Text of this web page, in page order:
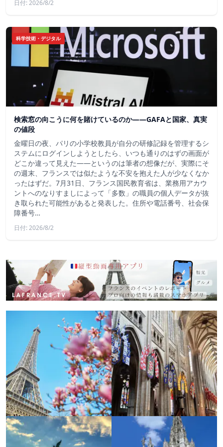
日付: 2026/8/2
科学技術・デジタル
検索窓の向こうに何を賭けているのか——GAFAと国家、真実
の値段
金曜日の夜、パリの小学校教員が自分の研修記録を管理するシ
ステムにログインしようとしたら、いつも通りのはずの画面が
どこか違って見えた——というのは筆者の想像だが、実際にそ
の週末、フランスでは似たような不安を抱えた人が少なくなか
ったはずだ。7月31日、フランス国民教育省は、業務用アカウ
ントへのなりすましによって「多数」の職員の個人データが抜
き取られた可能性があると発表した。住所や電話番号、社会保
障番号…
日付: 2026/8/2